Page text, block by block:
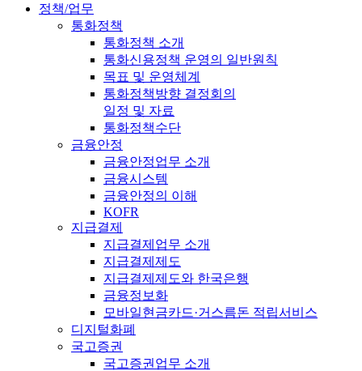
정책/업무
통화정책
통화정책 소개
통화신용정책 운영의 일반원칙
목표 및 운영체계
통화정책방향 결정회의
일정 및 자료
통화정책수단
금융안정
금융안정업무 소개
금융시스템
금융안정의 이해
KOFR
지급결제
지급결제업무 소개
지급결제제도
지급결제제도와 한국은행
금융정보화
모바일현금카드·거스름돈 적립서비스
디지털화폐
국고증권
국고증권업무 소개